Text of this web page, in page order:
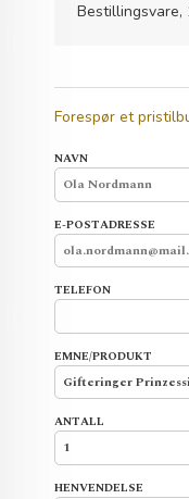
Bestillingsvare,
Forespør et
NAVN
E-POSTADRESSE
TELEFON
EMNE/PRODUKT
ANTALL
HENVENDELSE